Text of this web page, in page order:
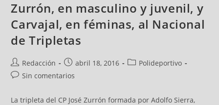
Zurrón, en masculino y juvenil, y
Carvajal, en féminas, al Nacional
de Tripletas
Redacción abril 18, 2016
Polideportivo
Sin comentarios
La tripleta del CP José Zurrón formada por Adolfo Sierra,